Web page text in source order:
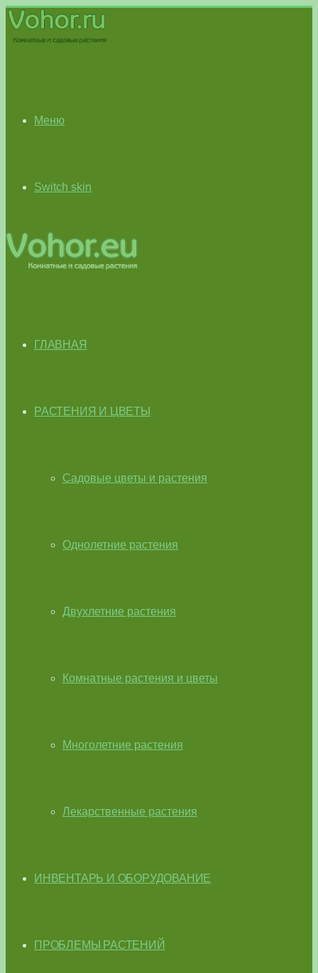
Меню
Switch skin
ГЛАВНАЯ
РАСТЕНИЯ И ЦВЕТЫ
Садовые цветы и растения
Однолетние растения
Двухлетние растения
Комнатные растения и цветы
Многолетние растения
Лекарственные растения
ИНВЕНТАРЬ И ОБОРУДОВАНИЕ
ПРОБЛЕМЫ РАСТЕНИЙ